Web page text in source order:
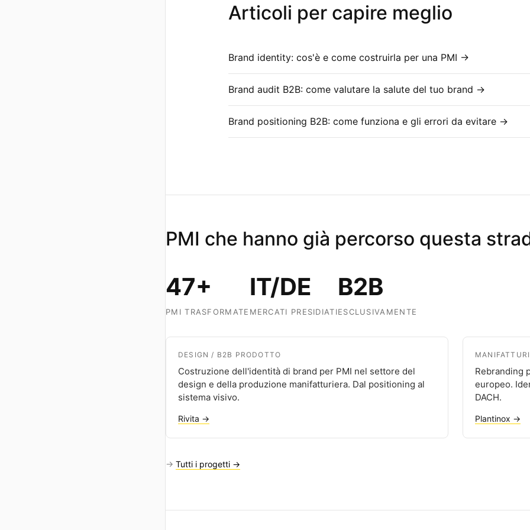
Articoli per capire meglio
Brand identity: cos'è e come costruirla per una PMI →
Brand audit B2B: come valutare la salute del tuo brand →
Brand positioning B2B: come funziona e gli errori da evitare →
PMI che hanno già percorso questa
47+
PMI TRASFORMATE
IT/DE
MERCATI PRESIDIATI
B2B
ESCLUSIVAMENTE
DESIGN / B2B PRODOTTO
Costruzione dell'identità di brand per PMI nel settore del
design e della produzione manifatturiera. Dal positioning al
sistema visivo.
Rivita →
Rebranding
europeo.
DACH.
Plantinox →
→ Tutti i progetti →